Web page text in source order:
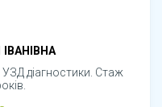
УЗД діагностики. Стаж